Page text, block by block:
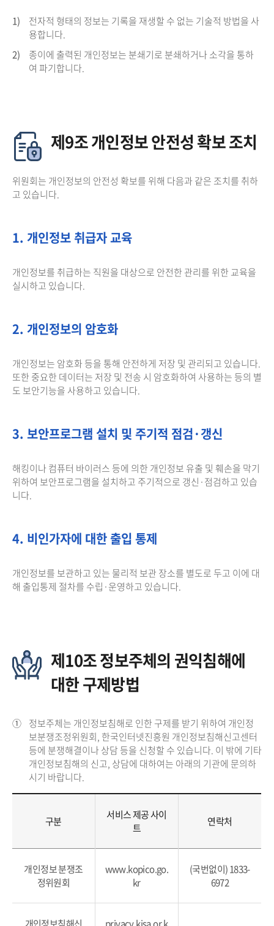
1)
전자적 형태의 정보는 기록을 재생할 수 없는 기술적 방법을 사
용합니다.
2)
종이에 출력된 개인정보는 분쇄기로 분쇄하거나 소각을 통하
여 파기합니다.
제9조 개인정보 안전성 확보 조치
위원회는 개인정보의 안전성 확보를 위해 다음과 같은 조치를 취하
고 있습니다.
1. 개인정보 취급자 교육
개인정보를 취급하는 직원을 대상으로 안전한 관리를 위한 교육을
실시하고 있습니다.
2. 개인정보의 암호화
개인정보는 암호화 등을 통해 안전하게 저장 및 관리되고 있습니다.
또한 중요한 데이터는 저장 및 전송 시 암호화하여 사용하는 등의 별
도 보안기능을 사용하고 있습니다.
3. 보안프로그램 설치 및 주기적 점검·갱신
해킹이나 컴퓨터 바이러스 등에 의한 개인정보 유출 및 훼손을 막기
위하여 보안프로그램을 설치하고 주기적으로 갱신·점검하고 있습
니다.
4. 비인가자에 대한 출입 통제
개인정보를 보관하고 있는 물리적 보관 장소를 별도로 두고 이에 대
해 출입통제 절차를 수립·운영하고 있습니다.
제10조 정보주체의 권익침해에
대한 구제방법
① 정보주체는 개인정보침해로 인한 구제를 받기 위하여 개인정
보분쟁조정위원회, 한국인터넷진흥원 개인정보침해신고센터
등에 분쟁해결이나 상담 등을 신청할 수 있습니다. 이 밖에 기타
개인정보침해의 신고, 상담에 대하여는 아래의 기관에 문의하
시기 바랍니다.
구분
서비스 제공 사이
트
연락처
개인정보 분쟁조
정위원회
www.kopico.go.
kr
(국번없이) 1833-
6972
개인정보침해신 privacy.kisa.or.k